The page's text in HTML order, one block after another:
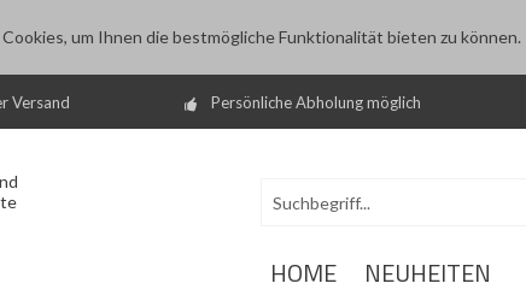
um Ihnen die bestmögliche Funktionalität bieten zu können.
Versand Persönliche Abholung möglich
HOME NEUHEITEN